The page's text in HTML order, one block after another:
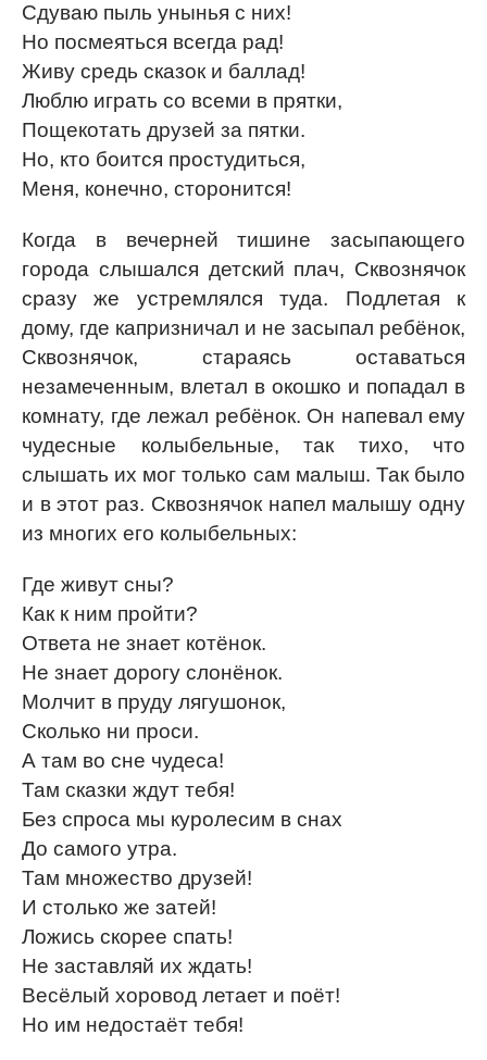
Сдуваю пыль унынья с них!
Но посмеяться всегда рад!
Живу средь сказок и баллад!
Люблю играть со всеми в прятки,
Пощекотать друзей за пятки.
Но, кто боится простудиться,
Меня, конечно, сторонится!
Когда в вечерней тишине засыпающего
города слышался детский плач, Сквознячок
сразу же устремлялся туда. Подлетая к
дому, где капризничал и не засыпал ребёнок,
Сквознячок, стараясь оставаться
незамеченным, влетал в окошко и попадал в
комнату, где лежал ребёнок. Он напевал ему
чудесные колыбельные, так тихо, что
слышать их мог только сам малыш. Так было
и в этот раз. Сквознячок напел малышу одну
из многих его колыбельных:
Где живут сны?
Как к ним пройти?
Ответа не знает котёнок.
Не знает дорогу слонёнок.
Молчит в пруду лягушонок,
Сколько ни проси.
А там во сне чудеса!
Там сказки ждут тебя!
Без спроса мы куролесим в снах
До самого утра.
Там множество друзей!
И столько же затей!
Ложись скорее спать!
Не заставляй их ждать!
Весёлый хоровод летает и поёт!
Но им недостаёт тебя!